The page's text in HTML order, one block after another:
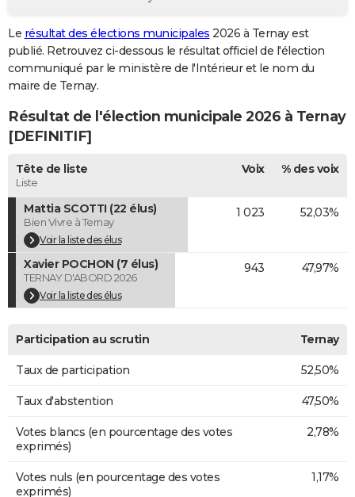
GUIDES D'ACHAT
BONS PLANS
CARTE DE VOEUX
Carte de Noël
Carte Bonne année
Carte Saint-Valentin
Carte Pâques
Carte d'anniversaire
DICTIONNAIRE
Dictionnaire
Biographies
Citations
Expressions
Proverbes
PROGRAMME TV
COPAINS D'AVANT
S'inscrire
Se connecter
Lycées
Collèges
Primaires
Universités
Entreprises
Service militaire
Avis de recherche
AVIS DE DÉCÈS
FORUM
Bricolage
Lifestyle
Culture
Sport
Auto
Television
Voyage
Cinema
Le résultat des élections municipales 2026 à Ternay est
publié. Retrouvez ci-dessous le résultat officiel de l'élection
communiqué par le ministère de l'Intérieur et le nom du
maire de Ternay.
Résultat de l'élection municipale 2026 à Ternay
[DEFINITIF]
Tête de liste
Liste
Voix % des voix
Mattia SCOTTI (22 élus)
Bien Vivre à Ternay
Voir la liste des élus
1 023 52,03%
Xavier POCHON (7 élus)
TERNAY D'ABORD 2026
Voir la liste des élus
943 47,97%
Participation au scrutin Ternay
Taux de participation 52,50%
Taux d'abstention 47,50%
Votes blancs (en pourcentage des votes
exprimés)
2,78%
Votes nuls (en pourcentage des votes
exprimés)
1,17%